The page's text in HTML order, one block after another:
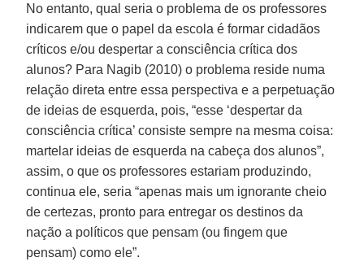
No entanto, qual seria o problema de os professores
indicarem que o papel da escola é formar cidadãos
críticos e/ou despertar a consciência crítica dos
alunos? Para Nagib (2010) o problema reside numa
relação direta entre essa perspectiva e a perpetuação
de ideias de esquerda, pois, “esse ‘despertar da
consciência crítica’ consiste sempre na mesma coisa:
martelar ideias de esquerda na cabeça dos alunos”,
assim, o que os professores estariam produzindo,
continua ele, seria “apenas mais um ignorante cheio
de certezas, pronto para entregar os destinos da
nação a políticos que pensam (ou fingem que
pensam) como ele”.